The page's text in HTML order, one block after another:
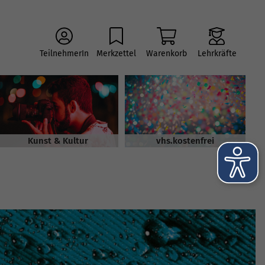
TeilnehmerIn Merkzettel Warenkorb Lehrkräfte
Kunst & Kultur vhs.kostenfrei